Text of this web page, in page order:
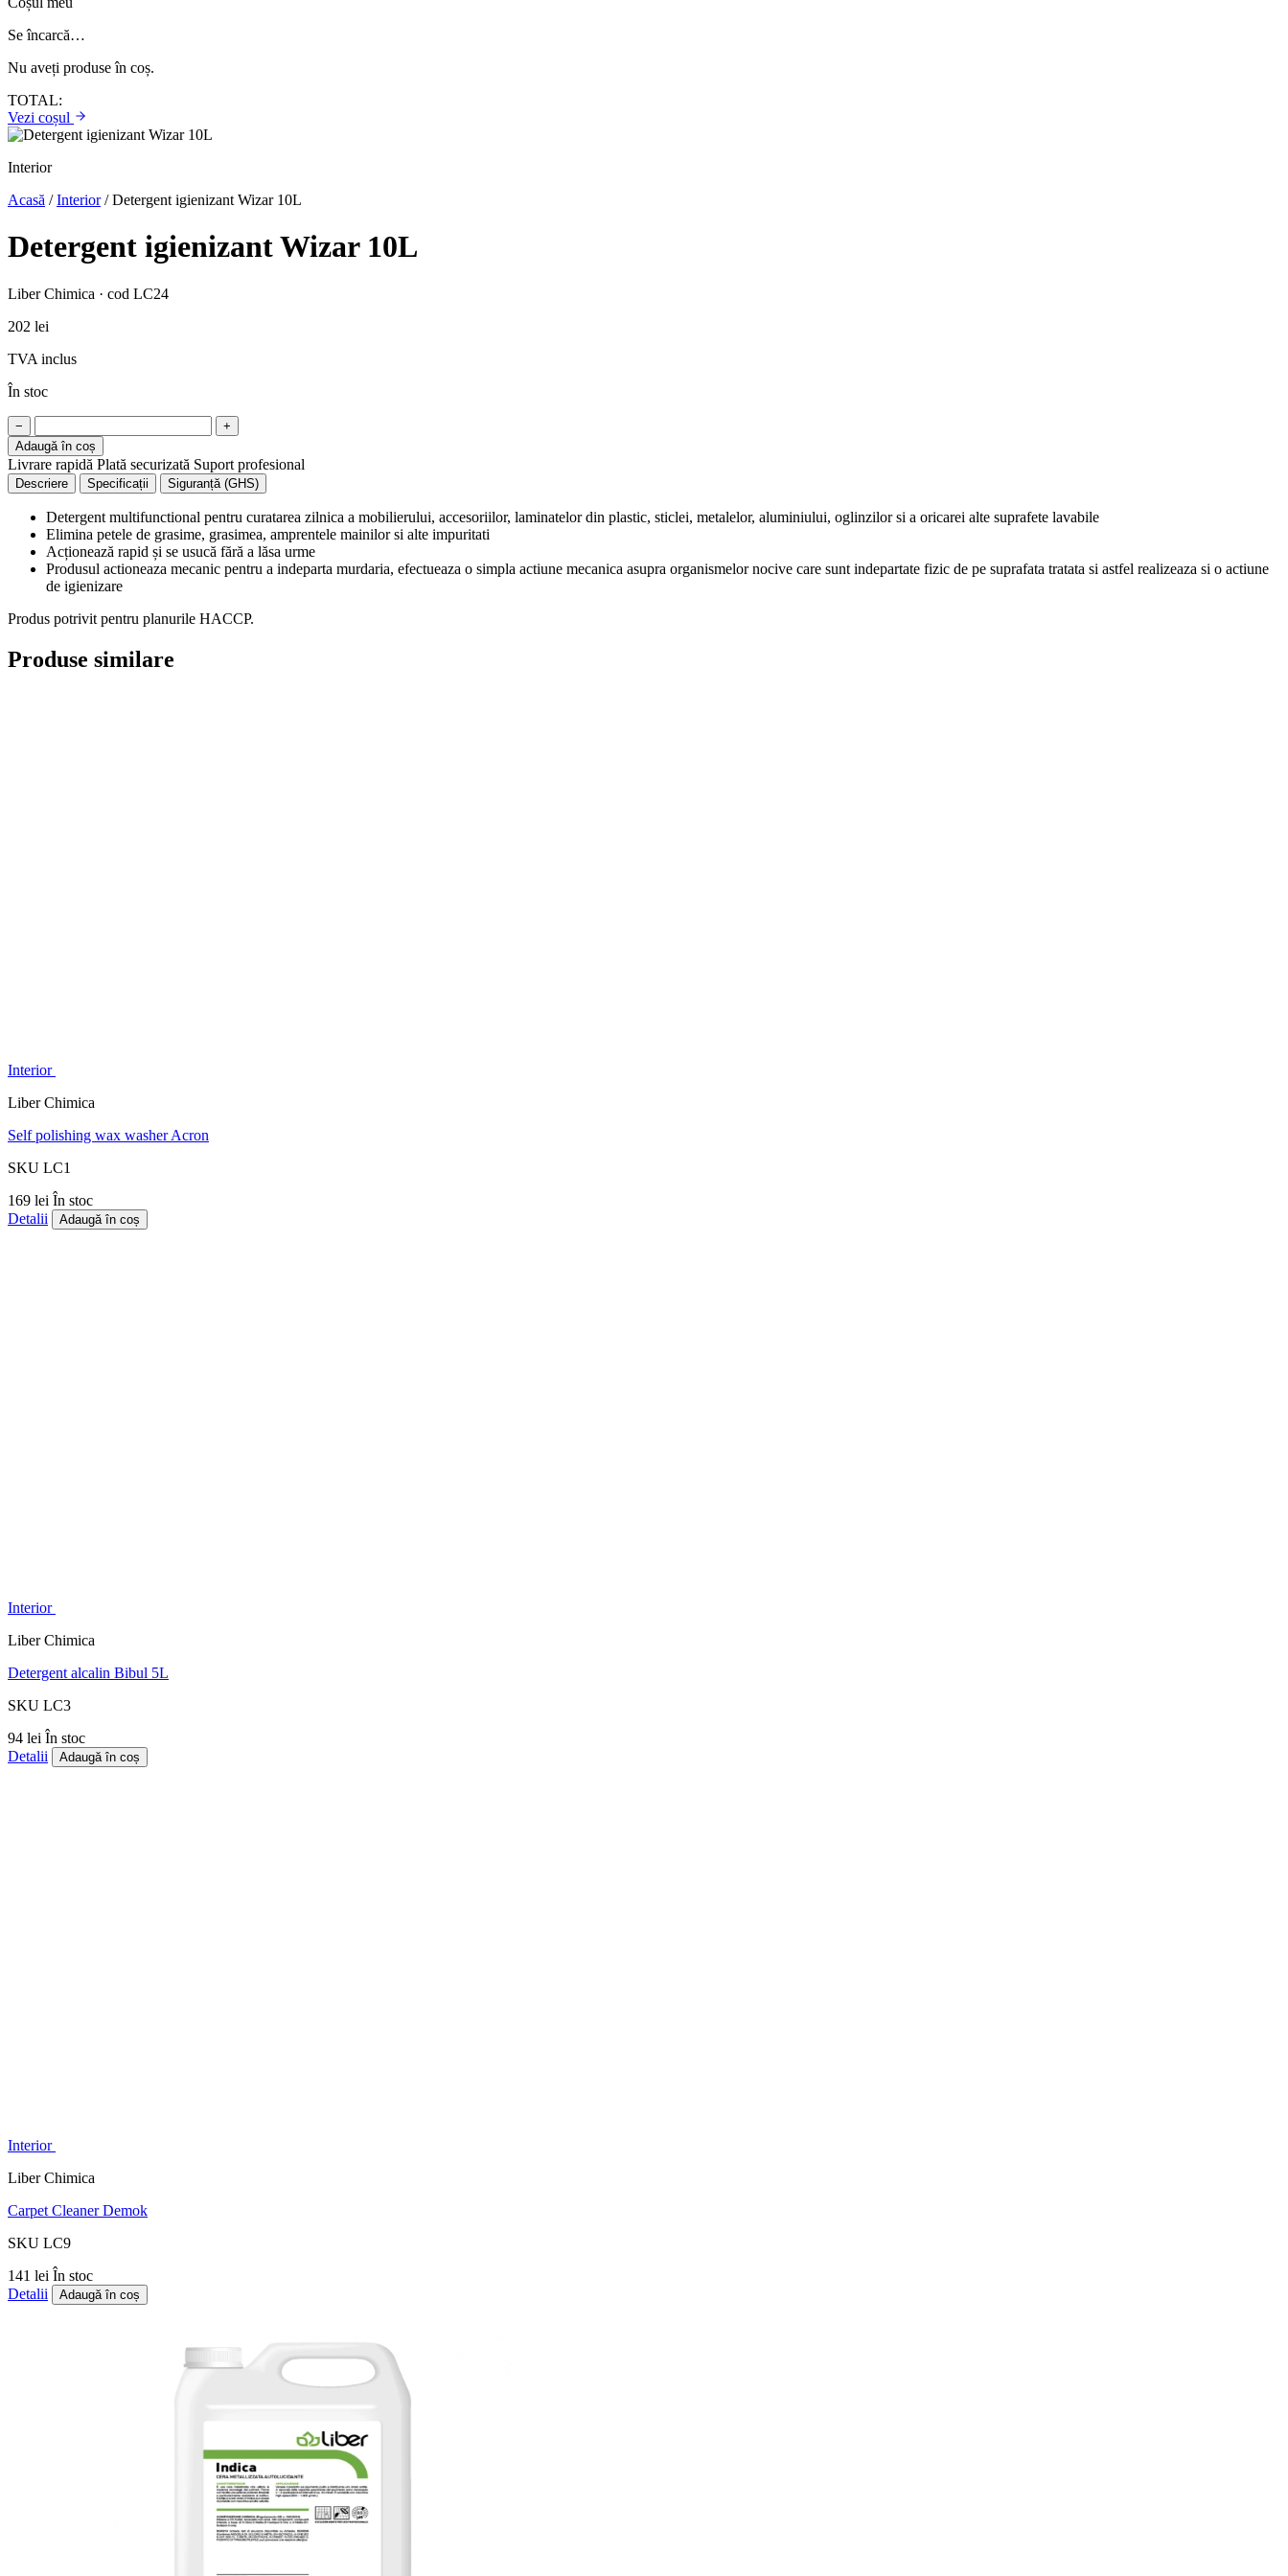
Se încarcă…
Nu aveți produse în coș.
TOTAL:
Vezi coșul
Interior
Acasă /Interior/Detergent igienizant Wizar 10L
Detergent igienizant Wizar 10L
Liber Chimica · cod LC24
202 lei
TVA inclus
În stoc
−
+
Adaugă în coș
Livrare rapidă Plată securizată Suport profesional
Descriere Specificații Siguranță (GHS)
Detergent multifunctional pentru curatarea zilnica a mobilierului, accesoriilor, laminatelor din plastic, sticlei, metalelor, aluminiului, oglinzilor si a oricarei alte suprafete lavabile
Elimina petele de grasime, grasimea, amprentele mainilor si alte impuritati
Acționează rapid și se usucă fără a lăsa urme
Produsul actioneaza mecanic pentru a indeparta murdaria, efectueaza o simpla actiune mecanica asupra organismelor nocive care sunt indepartate fizic de pe suprafata tratata si astfel realizeaza si o actiune
de igienizare
Produs potrivit pentru planurile HACCP.
Produse similare
Interior
Liber Chimica
Self polishing wax washer Acron
SKU LC1
169 lei În stoc
Detalii
Adaugă în coș
Interior
Liber Chimica
Detergent alcalin Bibul 5L
SKU LC3
94 lei În stoc
Detalii
Adaugă în coș
Interior
Liber Chimica
Carpet Cleaner Demok
SKU LC9
141 lei În stoc
Detalii
Adaugă în coș